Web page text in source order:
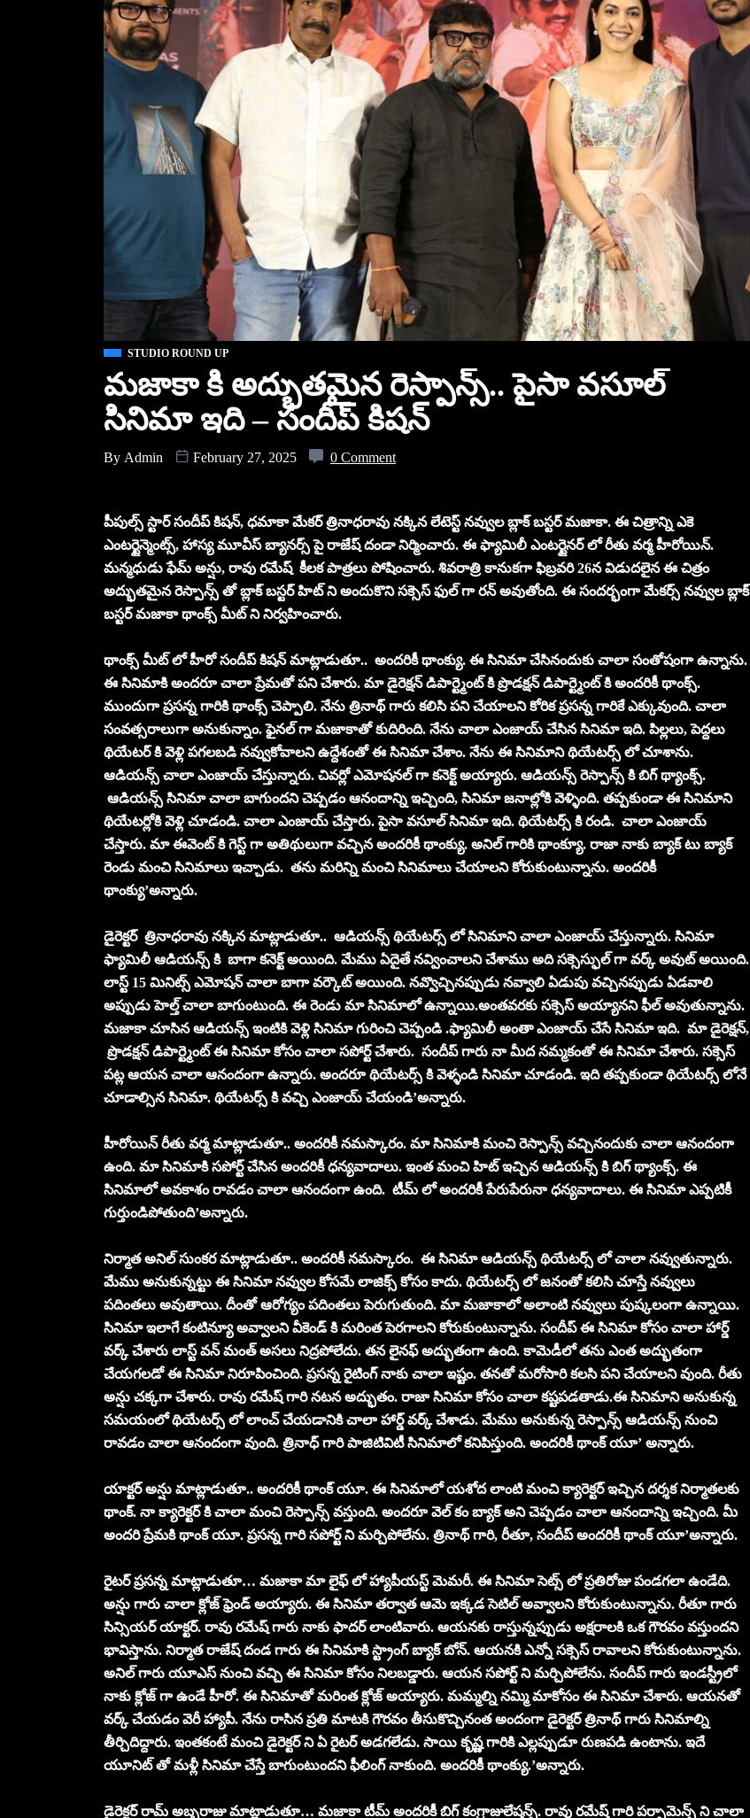
STUDIO ROUND UP
మజాకా కి అద్భుతమైన రెస్పాన్స్.. పైసా వసూల్
సినిమా ఇది – సందీప్ కిషన్
By Admin February 27, 2025 0 Comment
పీపుల్స్ స్టార్ సందీప్ కిషన్, ధమాకా మేకర్ త్రినాధరావు నక్కిన లేటెస్ట్ నవ్వుల బ్లాక్ బస్టర్ మజాకా. ఈ చిత్రాన్ని ఎకె
ఎంటర్టైన్మెంట్స్, హాస్య మూవీస్ బ్యానర్స్ పై రాజేష్ దండా నిర్మించారు. ఈ ఫ్యామిలీ ఎంటర్టైనర్ లో రీతు వర్మ హీరోయిన్.
మన్మధుడు ఫేమ్ అన్షు, రావు రమేష్ కీలక పాత్రలు పోషించారు. శివరాత్రి కానుకగా ఫిబ్రవరి 26న విడుదలైన ఈ చిత్రం
అద్భుతమైన రెస్పాన్స్ తో బ్లాక్ బస్టర్ హిట్ ని అందుకొని సక్సెస్ ఫుల్ గా రన్ అవుతోంది. ఈ సందర్భంగా మేకర్స్ నవ్వుల బ్లాక్
బస్టర్ మజాకా థాంక్స్ మీట్ ని నిర్వహించారు.
థాంక్స్ మీట్ లో హీరో సందీప్ కిషన్ మాట్లాడుతూ.. అందరికీ థాంక్యు. ఈ సినిమా చేసినందుకు చాలా సంతోషంగా ఉన్నాను.
ఈ సినిమాకి అందరూ చాలా ప్రేమతో పని చేశారు. మా డైరెక్షన్ డిపార్ట్మెంట్ కి ప్రొడక్షన్ డిపార్ట్మెంట్ కి అందరికీ థాంక్స్.
ముందుగా ప్రసన్న గారికి థాంక్స్ చెప్పాలి. నేను త్రినాథ్ గారు కలిసి పని చేయాలని కోరిక ప్రసన్న గారికే ఎక్కువుంది. చాలా
సంవత్సరాలుగా అనుకున్నాం. ఫైనల్ గా మజాకాతో కుదిరింది. నేను చాలా ఎంజాయ్ చేసిన సినిమా ఇది. పిల్లలు, పెద్దలు
థియేటర్ కి వెళ్లి పగలబడి నవ్వుకోవాలని ఉద్దేశంతో ఈ సినిమా చేశాం. నేను ఈ సినిమాని థియేటర్స్ లో చూశాను.
ఆడియన్స్ చాలా ఎంజాయ్ చేస్తున్నారు. చివర్లో ఎమోషనల్ గా కనెక్ట్ అయ్యారు. ఆడియన్స్ రెస్పాన్స్ కి బిగ్ థ్యాంక్స్.
ఆడియన్స్ సినిమా చాలా బాగుందని చెప్పడం ఆనందాన్ని ఇచ్చింది, సినిమా జనాల్లోకి వెళ్ళింది. తప్పకుండా ఈ సినిమాని
థియేటర్లోకి వెళ్లి చూడండి. చాలా ఎంజాయ్ చేస్తారు. పైసా వసూల్ సినిమా ఇది. థియేటర్స్ కి రండి. చాలా ఎంజాయ్
చేస్తారు. మా ఈవెంట్ కి గెస్ట్ గా అతిథులుగా వచ్చిన అందరికీ థాంక్యు. అనిల్ గారికి థాంక్యూ. రాజా నాకు బ్యాక్ టు బ్యాక్
రెండు మంచి సినిమాలు ఇచ్చాడు. తను మరిన్ని మంచి సినిమాలు చేయాలని కోరుకుంటున్నాను. అందరికీ
థాంక్యు’అన్నారు.
డైరెక్టర్ త్రినాధరావు నక్కిన మాట్లాడుతూ.. ఆడియన్స్ థియేటర్స్ లో సినిమాని చాలా ఎంజాయ్ చేస్తున్నారు. సినిమా
ఫ్యామిలీ ఆడియన్స్ కి బాగా కనెక్ట్ అయింది. మేము ఏదైతే నవ్వించాలని చేశాము అది సక్సెస్ఫుల్ గా వర్క్ అవుట్ అయింది.
లాస్ట్ 15 మినిట్స్ ఎమోషన్ చాలా బాగా వర్కౌట్ అయింది. నవ్వొచ్చినప్పుడు నవ్వాలి ఏడుపు వచ్చినప్పుడు ఏడవాలి
అప్పుడు హెల్త్ చాలా బాగుంటుంది. ఈ రెండు మా సినిమాలో ఉన్నాయి.అంతవరకు సక్సెస్ అయ్యానని ఫీల్ అవుతున్నాను.
మజాకా చూసిన ఆడియన్స్ ఇంటికి వెళ్లి సినిమా గురించి చెప్పండి .ఫ్యామిలీ అంతా ఎంజాయ్ చేసే సినిమా ఇది. మా డైరెక్షన్,
ప్రొడక్షన్ డిపార్ట్మెంట్ ఈ సినిమా కోసం చాలా సపోర్ట్ చేశారు. సందీప్ గారు నా మీద నమ్మకంతో ఈ సినిమా చేశారు. సక్సెస్
పట్ల ఆయన చాలా ఆనందంగా ఉన్నారు. అందరూ థియేటర్స్ కి వెళ్ళండి సినిమా చూడండి. ఇది తప్పకుండా థియేటర్స్ లోనే
చూడాల్సిన సినిమా. థియేటర్స్ కి వచ్చి ఎంజాయ్ చేయండి’అన్నారు.
హీరోయిన్ రీతు వర్మ మాట్లాడుతూ.. అందరికీ నమస్కారం. మా సినిమాకి మంచి రెస్పాన్స్ వచ్చినందుకు చాలా ఆనందంగా
ఉంది. మా సినిమాకి సపోర్ట్ చేసిన అందరికీ ధన్యవాదాలు. ఇంత మంచి హిట్ ఇచ్చిన ఆడియన్స్ కి బిగ్ థ్యాంక్స్. ఈ
సినిమాలో అవకాశం రావడం చాలా ఆనందంగా ఉంది. టీమ్ లో అందరికీ పేరుపేరునా ధన్యవాదాలు. ఈ సినిమా ఎప్పటికీ
గుర్తుండిపోతుంది’అన్నారు.
నిర్మాత అనిల్ సుంకర మాట్లాడుతూ.. అందరికీ నమస్కారం. ఈ సినిమా ఆడియన్స్ థియేటర్స్ లో చాలా నవ్వుతున్నారు.
మేము అనుకున్నట్టు ఈ సినిమా నవ్వుల కోసమే లాజిక్స్ కోసం కాదు. థియేటర్స్ లో జనంతో కలిసి చూస్తే నవ్వులు
పదింతలు అవుతాయి. దీంతో ఆరోగ్యం పదింతలు పెరుగుతుంది. మా మజాకాలో అలాంటి నవ్వులు పుష్కలంగా ఉన్నాయి.
సినిమా ఇలాగే కంటిన్యూ అవ్వాలని వీకెండ్ కి మరింత పెరగాలని కోరుకుంటున్నాను. సందీప్ ఈ సినిమా కోసం చాలా హార్డ్
వర్క్ చేశారు లాస్ట్ వన్ మంత్ అసలు నిద్రపోలేదు. తన లైనఫ్ అద్భుతంగా ఉంది. కామెడీలో తను ఎంత అద్భుతంగా
చేయగలడో ఈ సినిమా నిరూపించింది. ప్రసన్న రైటింగ్ నాకు చాలా ఇష్టం. తనతో మరోసారి కలసి పని చేయాలని వుంది. రీతు
అన్షు చక్కగా చేశారు. రావు రమేష్ గారి నటన అద్భుతం. రాజా సినిమా కోసం చాలా కష్టపడతాడు.ఈ సినిమాని అనుకున్న
సమయంలో థియేటర్స్ లో లాంచ్ చేయడానికి చాలా హార్డ్ వర్క్ చేశాడు. మేము అనుకున్న రెస్పాన్స్ ఆడియన్స్ నుంచి
రావడం చాలా ఆనందంగా వుంది. త్రినాధ్ గారి పాజిటివిటీ సినిమాలో కనిపిస్తుంది. అందరికీ థాంక్ యూ’ అన్నారు.
యాక్టర్ అన్షు మాట్లాడుతూ.. అందరికీ థాంక్ యూ. ఈ సినిమాలో యశోద లాంటి మంచి క్యారెక్టర్ ఇచ్చిన దర్శక నిర్మాతలకు
థాంక్. నా క్యారెక్టర్ కి చాలా మంచి రెస్పాన్స్ వస్తుంది. అందరూ వెల్ కం బ్యాక్ అని చెప్పడం చాలా ఆనందాన్ని ఇచ్చింది. మీ
అందరి ప్రేమకి థాంక్ యూ. ప్రసన్న గారి సపోర్ట్ ని మర్చిపోలేను. త్రినాథ్ గారి, రీతూ, సందీప్ అందరికీ థాంక్ యూ’అన్నారు.
రైటర్ ప్రసన్న మాట్లాడుతూ… మజాకా మా లైఫ్ లో హ్యాపీయస్ట్ మెమరీ. ఈ సినిమా సెట్స్ లో ప్రతిరోజు పండగలా ఉండేది.
అన్షు గారు చాలా క్లోజ్ ఫ్రెండ్ అయ్యారు. ఈ సినిమా తర్వాత ఆమె ఇక్కడ సెటిల్ అవ్వాలని కోరుకుంటున్నాను. రీతూ గారు
సిన్సియర్ యాక్టర్. రావు రమేష్ గారు నాకు ఫాదర్ లాంటివారు. ఆయనకు రాస్తున్నప్పుడు అక్షరాలకి ఒక గౌరవం వస్తుందని
భావిస్తాను. నిర్మాత రాజేష్ దండ గారు ఈ సినిమాకి స్ట్రాంగ్ బ్యాక్ బోన్. ఆయనకి ఎన్నో సక్సెస్ రావాలని కోరుకుంటున్నాను.
అనిల్ గారు యూఎస్ నుంచి వచ్చి ఈ సినిమా కోసం నిలబడ్డారు. ఆయన సపోర్ట్ ని మర్చిపోలేను. సందీప్ గారు ఇండస్ట్రీలో
నాకు క్లోజ్ గా ఉండే హీరో. ఈ సినిమాతో మరింత క్లోజ్ అయ్యారు. మమ్మల్ని నమ్మి మాకోసం ఈ సినిమా చేశారు. ఆయనతో
వర్క్ చేయడం వెరీ హ్యాపీ. నేను రాసిన ప్రతి మాటకి గౌరవం తీసుకొచ్చినంత అందంగా డైరెక్టర్ త్రినాథ్ గారు సినిమాల్ని
తీర్చిదిద్దారు. ఇంతకంటే మంచి డైరెక్టర్ ని ఏ రైటర్ అడగలేడు. సాయి కృష్ణ గారికి ఎల్లప్పుడూ రుణపడి ఉంటాను. ఇదే
యూనిట్ తో మళ్లీ సినిమా చేస్తే బాగుంటుందని ఫీలింగ్ నాకుంది. అందరికీ థాంక్యు.’అన్నారు.
డైరెక్టర్ రామ్ అబ్బరాజు మాట్లాడుతూ… మజాకా టీమ్ అందరికీ బిగ్ కంగ్రాజులేషన్స్. రావు రమేష్ గారి పర్ఫామెన్స్ ని చాలా